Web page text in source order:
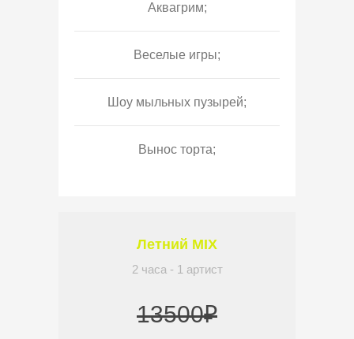
Аквагрим;
Веселые игры;
Шоу мыльных пузырей;
Вынос торта;
Летний MIX
2 часа - 1 артист
13500₽